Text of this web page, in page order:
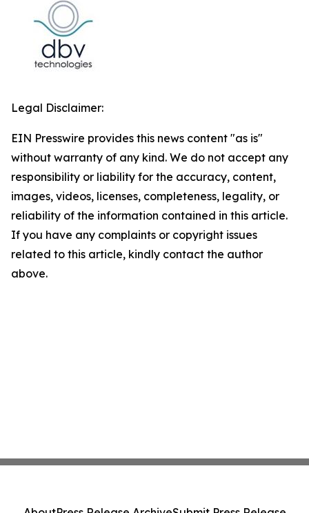
Legal Disclaimer:
EIN Presswire provides this news content "as is"
without warranty of any kind. We do not accept any
responsibility or liability for the accuracy, content,
images, videos, licenses, completeness, legality, or
reliability of the information contained in this article.
If you have any complaints or copyright issues
related to this article, kindly contact the author
above.